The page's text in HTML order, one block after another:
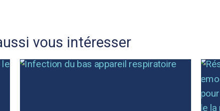
vous intéresser